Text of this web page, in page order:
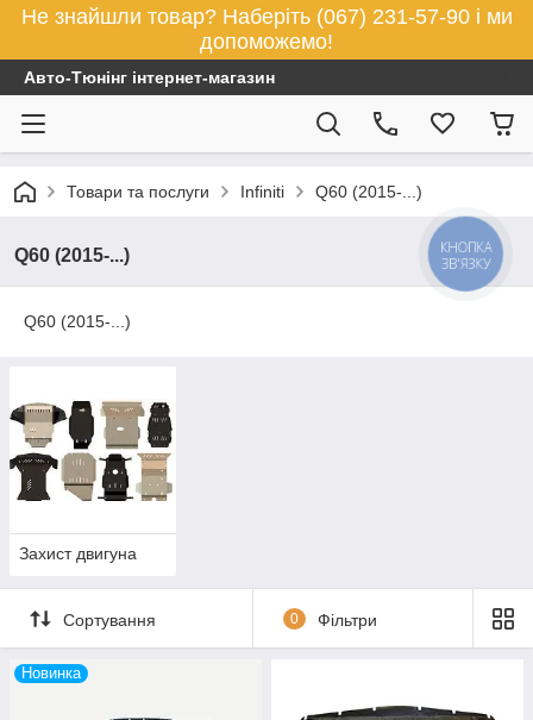
Не знайшли товар? Наберіть (067) 231-57-90 і ми
допоможемо!
Авто-Тюнінг інтернет-магазин
Товари та послуги Infiniti Q60 (2015-...)
Q60 (2015-...)
Q60 (2015-...)
Захист двигуна
Сортування 0 Фільтри
Новинка
КНОПКА
ЗВ'ЯЗКУ